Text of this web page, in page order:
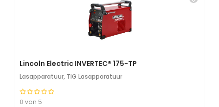
Lincoln Electric INVERTEC® 175-TP
Lasapparatuur, TIG Lasapparatuur
0 van 5